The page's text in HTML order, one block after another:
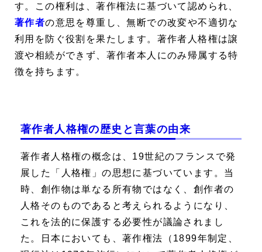
す。この権利は、著作権法に基づいて認められ、
著作者の意思を尊重し、無断での改変や不適切な
利用を防ぐ役割を果たします。著作者人格権は譲
渡や相続ができず、著作者本人にのみ帰属する特
徴を持ちます。
著作者人格権の歴史と言葉の由来
著作者人格権の概念は、19世紀のフランスで発
展した「人格権」の思想に基づいています。当
時、創作物は単なる所有物ではなく、創作者の
人格そのものであると考えられるようになり、
これを法的に保護する必要性が議論されまし
た。日本においても、著作権法（1899年制定、